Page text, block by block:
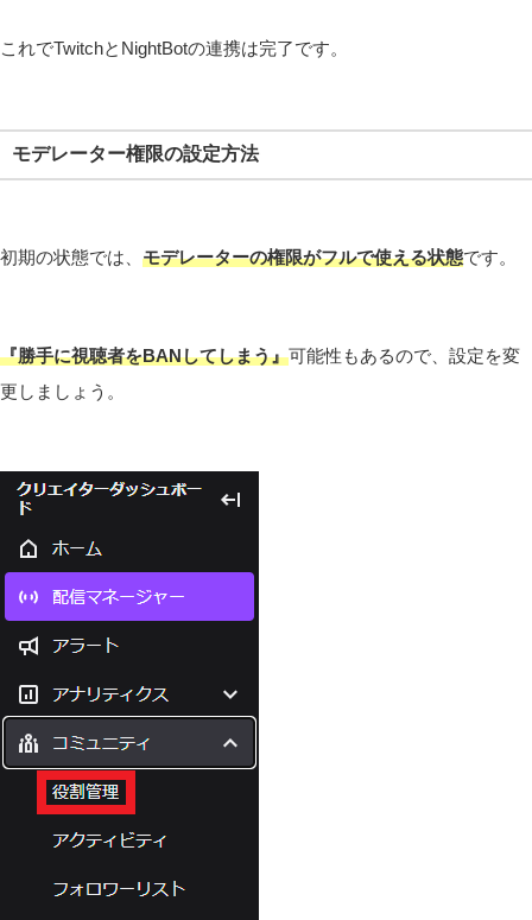
これでTwitchとNightBotの連携は完了です。
モデレーター権限の設定方法
初期の状態では、 モデレーターの権限がフルで使える状態です。
『勝手に視聴者をBANしてしまう』可能性もあるので、設定を変
更しましょう。